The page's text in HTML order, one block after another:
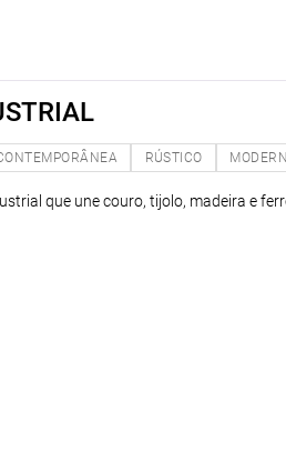
RÚSTICO
que une couro, tijolo, madeira e